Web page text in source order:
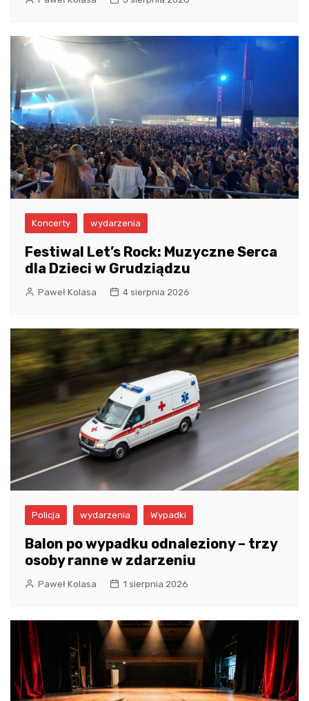
Koncerty wydarzenia
Festiwal Let’s Rock: Muzyczne Serca
dla Dzieci w Grudziądzu
Paweł Kolasa 4 sierpnia 2026
Policja wydarzenia Wypadki
Balon po wypadku odnaleziony – trzy
osoby ranne w zdarzeniu
Paweł Kolasa 1 sierpnia 2026